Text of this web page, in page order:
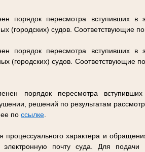
порядок пересмотра вступивших в
(городских) судов. Соответствующие
порядок пересмотра вступивших в
(городских) судов.
порядок пересмотра
решений по результатам
по ссылке.
характера и
почту суда. Для подачи